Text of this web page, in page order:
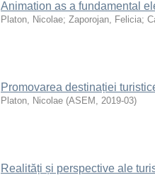
Animation as a fundamental
Platon, Nicolae; Zaporojan, Felicia;
Promovarea destinației
Platon, Nicolae (ASEM , 2019-03)
Realități și perspective ale